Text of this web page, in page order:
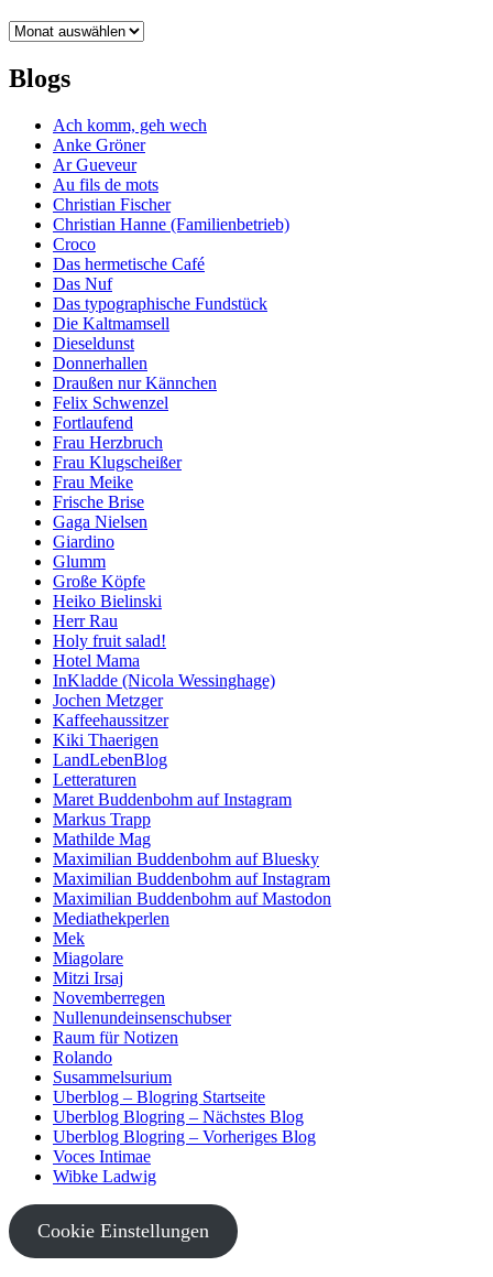
Archiv
Blogs
Ach komm, geh wech
Anke Gröner
Ar Gueveur
Au fils de mots
Christian Fischer
Christian Hanne (Familienbetrieb)
Croco
Das hermetische Café
Das Nuf
Das typographische Fundstück
Die Kaltmamsell
Dieseldunst
Donnerhallen
Draußen nur Kännchen
Felix Schwenzel
Fortlaufend
Frau Herzbruch
Frau Klugscheißer
Frau Meike
Frische Brise
Gaga Nielsen
Giardino
Glumm
Große Köpfe
Heiko Bielinski
Herr Rau
Holy fruit salad!
Hotel Mama
InKladde (Nicola Wessinghage)
Jochen Metzger
Kaffeehaussitzer
Kiki Thaerigen
LandLebenBlog
Letteraturen
Maret Buddenbohm auf Instagram
Markus Trapp
Mathilde Mag
Maximilian Buddenbohm auf Bluesky
Maximilian Buddenbohm auf Instagram
Maximilian Buddenbohm auf Mastodon
Mediathekperlen
Mek
Miagolare
Mitzi Irsaj
Novemberregen
Nullenundeinsenschubser
Raum für Notizen
Rolando
Susammelsurium
Uberblog – Blogring Startseite
Uberblog Blogring – Nächstes Blog
Uberblog Blogring – Vorheriges Blog
Voces Intimae
Wibke Ladwig
Cookie Einstellungen